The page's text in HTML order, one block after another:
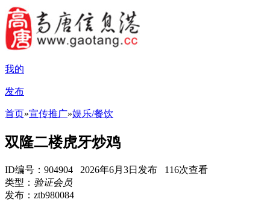
我的
发布
首页»宣传推广»娱乐/餐饮
双隆二楼虎牙炒鸡
ID编号：904904 2026年6月3日发布 116次查看
类型： 验证会员
发布：ztb980084